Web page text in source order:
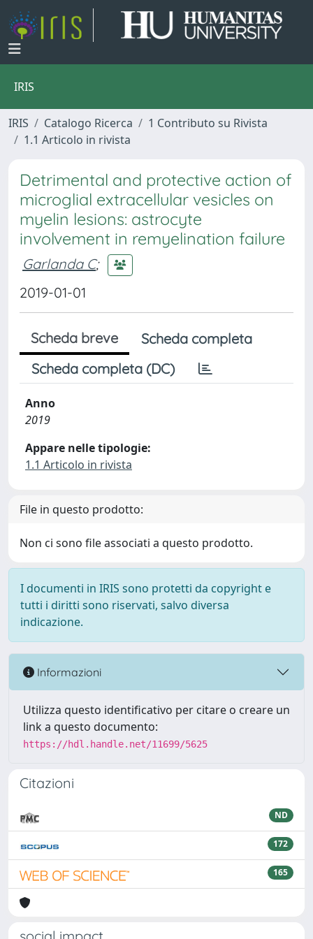
IRIS
IRIS Catalogo Ricerca
1 Contributo su Rivista
1.1 Articolo in rivista
Detrimental and protective action of
microglial extracellular vesicles on
myelin lesions: astrocyte
involvement in remyelination failure
Garlanda C;
2019-01-01
Scheda breve
Scheda completa
Scheda completa (DC)
Anno
2019
Appare nelle tipologie:
1.1 Articolo in rivista
File in questo prodotto:
Non ci sono file associati a questo prodotto.
I documenti in IRIS sono protetti da copyright e
tutti i diritti sono riservati, salvo diversa
indicazione.
Informazioni
Utilizza questo identificativo per citare o creare un
link a questo documento:
https://hdl.handle.net/11699/5625
Citazioni
ND
172
165